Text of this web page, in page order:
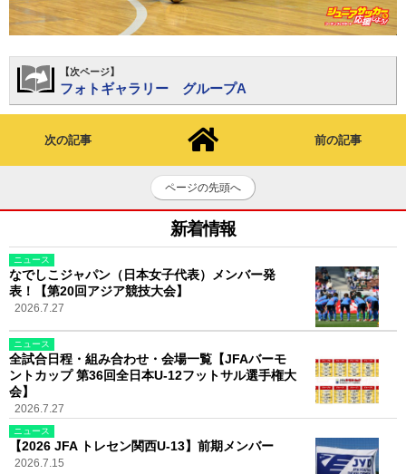
【次ページ】
フォトギャラリー グループA
次の記事 前の記事
ページの先頭へ
新着情報
ニュース
なでしこジャパン（日本女子代表）メンバー発
表！【第20回アジア競技大会】
2026.7.27
ニュース
全試合日程・組み合わせ・会場一覧【JFAバーモ
ントカップ 第36回全日本U-12フットサル選手権大
会】
2026.7.27
ニュース
【2026 JFA トレセン関西U-13】前期メンバー
2026.7.15